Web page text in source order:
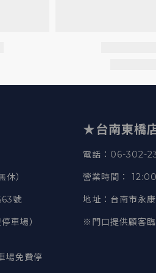
）
63號
車場）
場免費停
★台南東橋
電話 ：06-302-
營業時間 ：
地址 ：台南市永
※門口提供顧客臨